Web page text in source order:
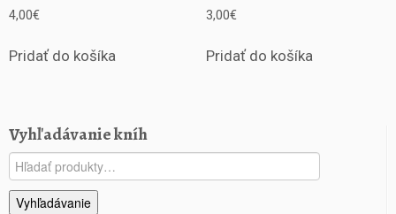
4,00€
Pridať do košíka
3,00€
Pridať do košíka
Vyhľadávanie kníh
Hľadať:
Vyhľadávanie